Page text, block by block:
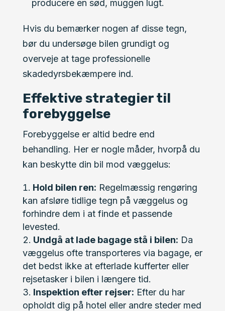
producere en sød, muggen lugt.
Hvis du bemærker nogen af disse tegn,
bør du undersøge bilen grundigt og
overveje at tage professionelle
skadedyrsbekæmpere ind.
Effektive strategier til
forebyggelse
Forebyggelse er altid bedre end
behandling. Her er nogle måder, hvorpå du
kan beskytte din bil mod væggelus:
Hold bilen ren: Regelmæssig rengøring
kan afsløre tidlige tegn på væggelus og
forhindre dem i at finde et passende
levested.
Undgå at lade bagage stå i bilen: Da
væggelus ofte transporteres via bagage, er
det bedst ikke at efterlade kufferter eller
rejsetasker i bilen i længere tid.
Inspektion efter rejser: Efter du har
opholdt dig på hotel eller andre steder med